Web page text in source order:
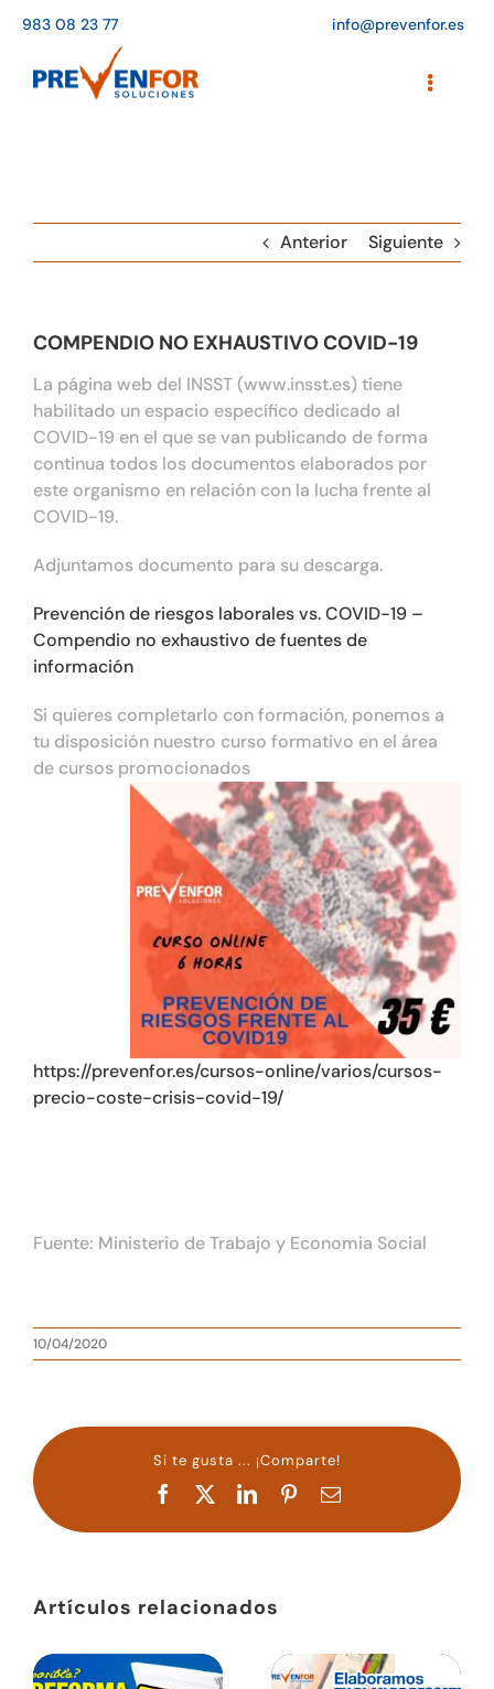
contenido
983 08 23 77 info@prevenfor.es
Toggle
Adaptación a la LOPD
EPIs
Blog
Tienda online
Contacto
Anterior Siguiente
COMPENDIO NO EXHAUSTIVO COVID-19
La página web del INSST (www.insst.es) tiene
habilitado un espacio específico dedicado al
COVID-19 en el que se van publicando de forma
continua todos los documentos elaborados por
este organismo en relación con la lucha frente al
COVID-19.
Adjuntamos documento para su descarga.
Prevención de riesgos laborales vs. COVID-19 –
Compendio no exhaustivo de fuentes de
información
Si quieres completarlo con formación, ponemos a
tu disposición nuestro curso formativo en el área
de cursos promocionados
https://prevenfor.es/cursos-online/varios/cursos-
precio-coste-crisis-covid-19/
Fuente: Ministerio de Trabajo y Economia Social
10/04/2020
Si te gusta ... ¡Comparte!
Facebook LinkedInPinterestCorreo
Artículos relacionados